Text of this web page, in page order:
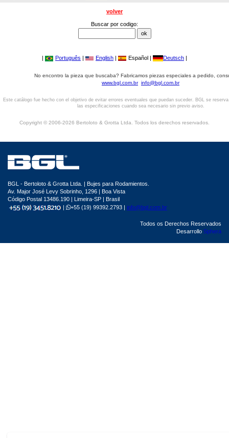
volver
Buscar por codigo:
| Português | English | Español | Deutsch |
No encontro la pieza que buscaba? Fabricamos piezas especiales a pedido,
www.bgl.com.br info@bgl.com.br
Este catálogo fue hecho con el objetivo de evitar errores eventuales que puedan suceder. BGL se
las especificaciones cuando sea necesario sin previo aviso.
Copyright © 2006-2026 Bertoloto & Grotta Ltda. Todos los derechos reservados.
BGL - Bertoloto & Grotta Ltda. | Bujes para Rodamientos.
Av. Major José Levy Sobrinho, 1296 | Boa Vista
Código Postal 13486.190 | Limeira-SP | Brasil
|
+55 (19) 99392.2793 | info@bgl.com.br
Todos os Derechos Reservados
Desarrollo Sphera